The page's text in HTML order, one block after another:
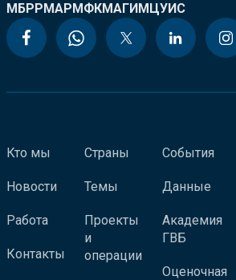
МБРРМАРМФКМАГИМЦУИС
Кто мы
Новости
Работа
Контакты
Страны
Темы
Проекты
и
операции
События
Данные
Академия
ГВБ
Оценочная